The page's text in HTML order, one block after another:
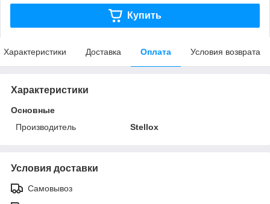
Купить
Характеристики Доставка Оплата Условия возврата
Характеристики
Основные
Производитель
Stellox
Условия доставки
Самовывоз